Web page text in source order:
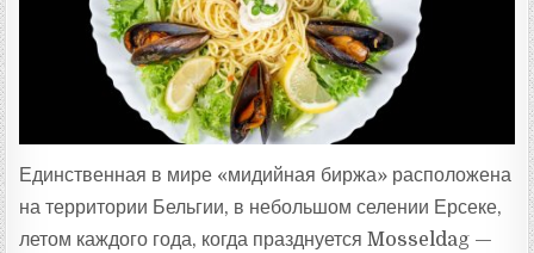
Единственная в мире «мидийная биржа» расположена
на территории Бельгии, в небольшом селении Ерсеке,
летом каждого года, когда празднуется Mosseldag —